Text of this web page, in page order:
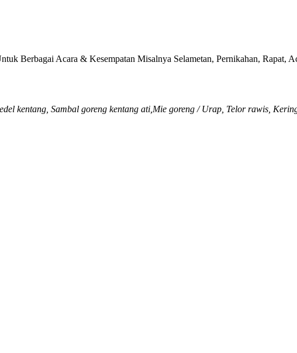
Berbagai Acara & Kesempatan Misalnya Selametan, Pernikahan, Rapat,
kentang, Sambal goreng kentang ati,Mie goreng / Urap, Telor rawis,